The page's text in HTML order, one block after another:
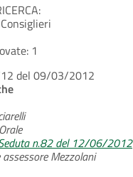
1
del 09/03/2012
n.82 del 12/06/2012
Mezzolani